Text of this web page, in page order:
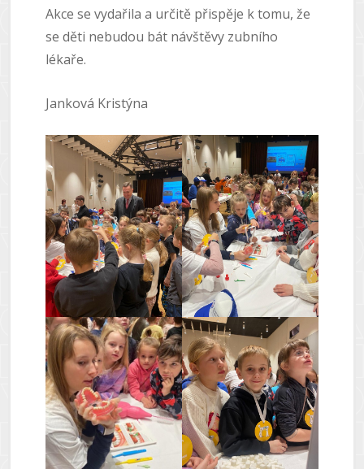
Akce se vydařila a určitě přispěje k tomu, že
se děti nebudou bát návštěvy zubního
lékaře.
Janková Kristýna